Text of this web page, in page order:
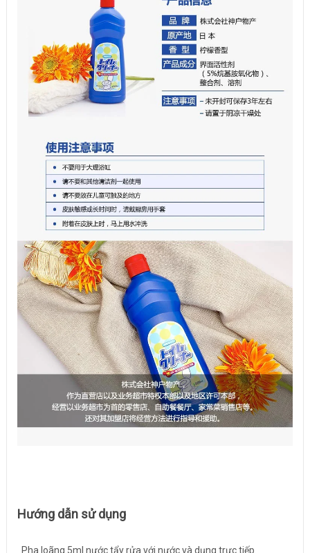
Hướng dẫn sử dụng
Pha loãng 5ml nước tẩy rửa với nước và dụng trực tiếp.